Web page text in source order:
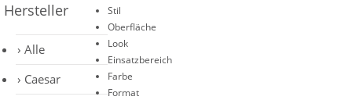
Hersteller
Alle
Caesar
Stil
Oberfläche
Look
Einsatzbereich
Farbe
Format